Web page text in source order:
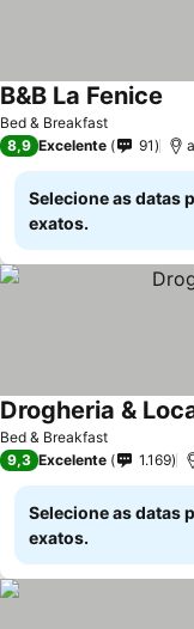
Bed & Breakfast
B&B La Fenice
8,9 Excelente 91
Selecione as datas
exatos.
Bed & Breakfast
Drogheria &
9,3 Excelente 1.169
Selecione as datas
exatos.